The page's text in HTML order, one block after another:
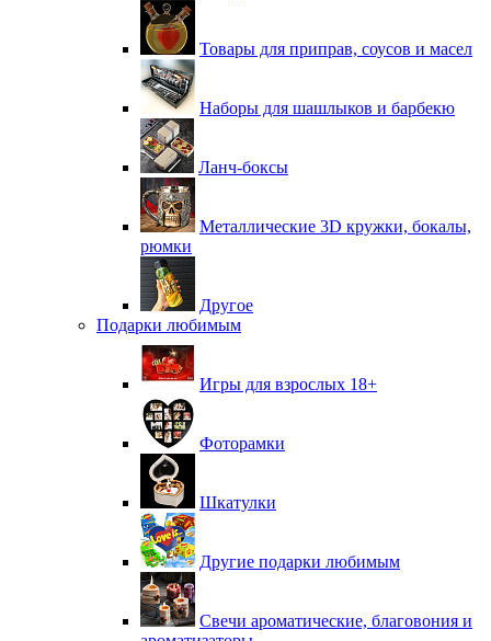
Товары для приправ, соусов и масел
Наборы для шашлыков и барбекю
Ланч-боксы
Металлические 3D кружки, бокалы,
рюмки
Другое
Подарки любимым
Игры для взрослых 18+
Фоторамки
Шкатулки
Другие подарки любимым
Свечи ароматические, благовония и